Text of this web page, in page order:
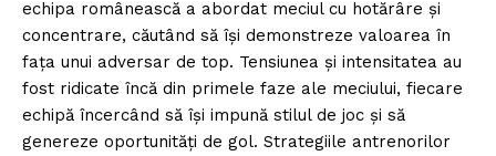
echipa românească a abordat meciul cu hotărâre și
concentrare, căutând să își demonstreze valoarea în
fața unui adversar de top. Tensiunea și intensitatea au
fost ridicate încă din primele faze ale meciului, fiecare
echipă încercând să își impună stilul de joc și să
genereze oportunități de gol. Strategiile antrenorilor